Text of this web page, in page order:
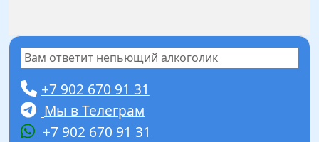
Вам ответит непьющий алкоголик
+7 902 670 91 31
Мы в Телеграм
+7 902 670 91 31